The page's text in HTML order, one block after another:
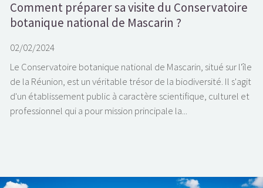
Comment préparer sa visite du Conservatoire
botanique national de Mascarin ?
02/02/2024
Le Conservatoire botanique national de Mascarin, situé sur l'île
de la Réunion, est un véritable trésor de la biodiversité. Il s'agit
d'un établissement public à caractère scientifique, culturel et
professionnel qui a pour mission principale la...